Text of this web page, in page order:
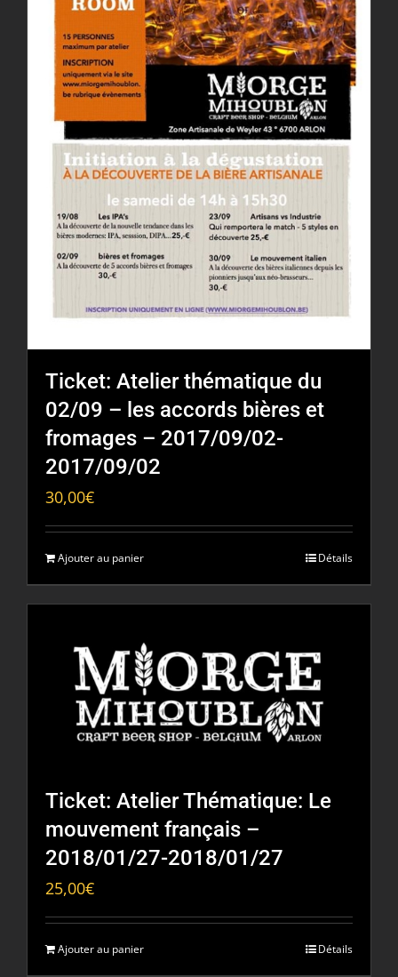
Ticket: Atelier thématique du
02/09 – les accords bières et
fromages – 2017/09/02-
2017/09/02
30,00€
Ajouter au panier Détails
Ticket: Atelier Thématique: Le
mouvement français –
2018/01/27-2018/01/27
25,00€
Ajouter au panier Détails